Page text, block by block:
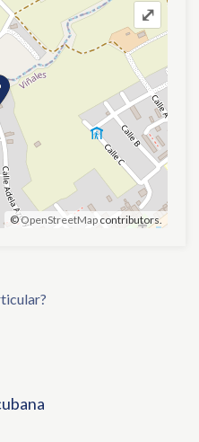
©OpenStreetMap contributors.
⤢